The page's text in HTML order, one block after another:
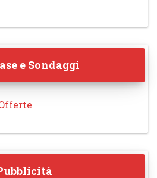
e Sondaggi